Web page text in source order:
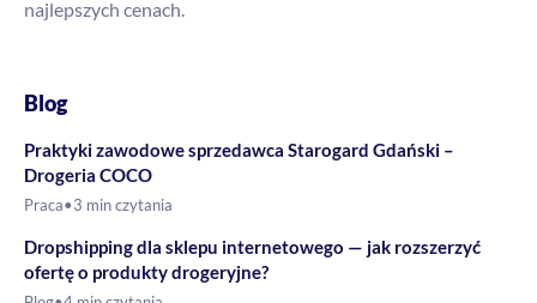
najlepszych cenach.
Blog
Praktyki zawodowe sprzedawca Starogard Gdański –
Drogeria COCO
Praca•3 min czytania
Dropshipping dla sklepu internetowego — jak rozszerzyć
ofertę o produkty drogeryjne?